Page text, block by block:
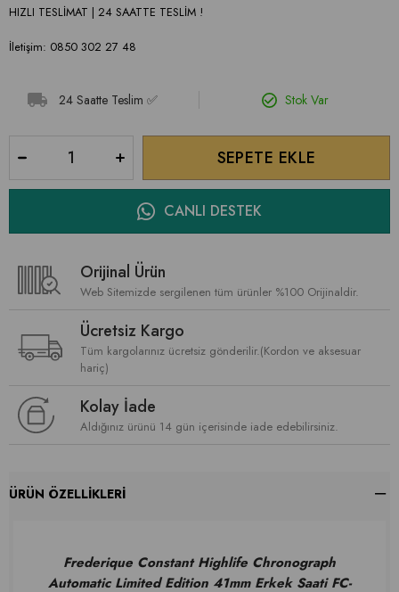
HIZLI TESLİMAT | 24 SAATTE TESLİM !
İletişim: 0850 302 27 48
24 Saatte Teslim ✅ Stok Var
CANLI DESTEK
Orijinal Ürün
Web Sitemizde sergilenen tüm ürünler %100 Orijinaldir.
Ücretsiz Kargo
Tüm kargolarınız ücretsiz gönderilir.(Kordon ve aksesuar
hariç)
Kolay İade
Aldığınız ürünü 14 gün içerisinde iade edebilirsiniz.
ÜRÜN ÖZELLIKLERI
Frederique Constant Highlife Chronograph
Automatic Limited Edition 41mm Erkek Saati FC-